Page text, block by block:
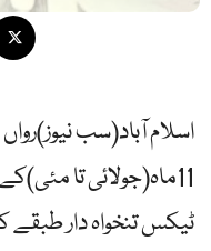
11ماہ(جولائی تا
ٹیکس تنخواہ دار